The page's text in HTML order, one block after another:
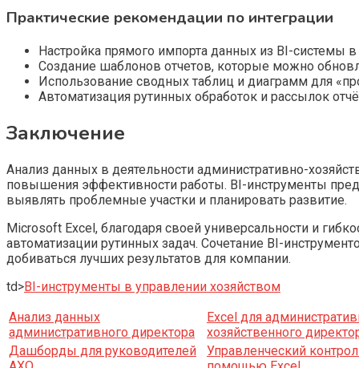
Практические рекомендации по интеграции
Настройка прямого импорта данных из BI-системы
Создание шаблонов отчетов, которые можно
Использование сводных таблиц и диаграмм для
Автоматизация рутинных обработок и рассылок
Заключение
Анализ данных в деятельности административно-
повышения эффективности работы. BI-инструменты
выявлять проблемные участки и планировать развитие.
Microsoft Excel, благодаря своей универсальности и
автоматизации рутинных задач. Сочетание BI-
добиваться лучших результатов для компании.
td>BI-инструменты в управлении хозяйством
Анализ данных
административного директора
Excel для
хозяйственного
Дашборды для руководителей
Управленческий